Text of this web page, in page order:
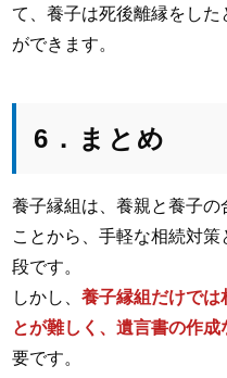
て、養子は死後離縁をした
ができます。
6．まとめ
養子縁組は、養親と養子
ことから、手軽な相続対
段です。
しかし、養子縁組だけでは
とが難しく、遺言書の作
要です。